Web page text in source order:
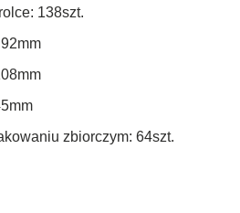
138szt.
zbiorczym: 64szt.